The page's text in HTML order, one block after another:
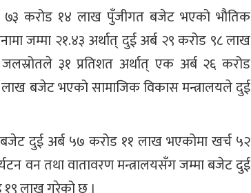
७३ करोड १४ लाख पुँजीगत बजेट भएको भौतिक
जम्मा २१.४३ अर्थात् दुई अर्ब २९ करोड ९८ लाख
जलस्रोतले ३१ प्रतिशत अर्थात् एक अर्ब २६ करोड
बजेट भएको सामाजिक विकास मन्त्रालयले दुई
बजेट दुई अर्ब ५७ करोड ११ लाख भएकोमा खर्च ५२
वन तथा वातावरण मन्त्रालयसँग जम्मा बजेट दुई